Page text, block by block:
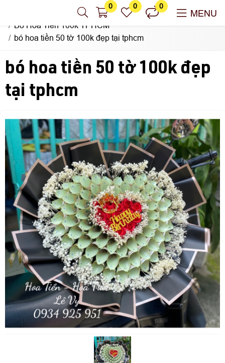
0 0 0
MENU
Nhận Làm Hoa Tiền Sài Gòn
Bó Hoa Tiền 100k TPHCM
bó hoa tiền 50 tờ 100k đẹp tại tphcm
bó hoa tiền 50 tờ 100k đẹp
tại tphcm